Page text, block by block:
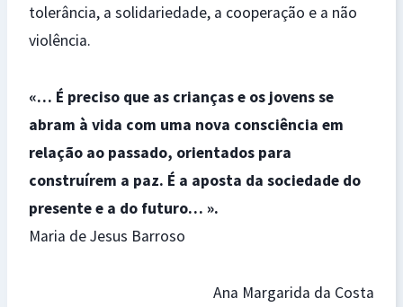
tolerância, a solidariedade, a cooperação e a não
violência.
«… É preciso que as crianças e os jovens se
abram à vida com uma nova consciência em
relação ao passado, orientados para
construírem a paz. É a aposta da sociedade do
presente e a do futuro… ».
Maria de Jesus Barroso
Ana Margarida da Costa